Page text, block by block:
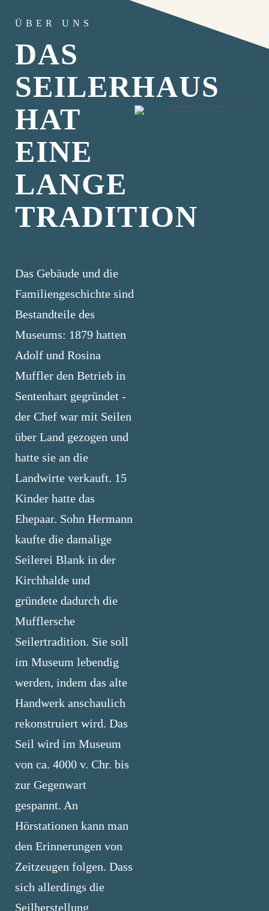
ÜBER UNS
DAS
SEILERHAUS
HAT
EINE
LANGE
TRADITION
Das Gebäude und die
Familiengeschichte sind
Bestandteile des
Museums: 1879 hatten
Adolf und Rosina
Muffler den Betrieb in
Sentenhart gegründet -
der Chef war mit Seilen
über Land gezogen und
hatte sie an die
Landwirte verkauft. 15
Kinder hatte das
Ehepaar. Sohn Hermann
kaufte die damalige
Seilerei Blank in der
Kirchhalde und
gründete dadurch die
Mufflersche
Seilertradition. Sie soll
im Museum lebendig
werden, indem das alte
Handwerk anschaulich
rekonstruiert wird. Das
Seil wird im Museum
von ca. 4000 v. Chr. bis
zur Gegenwart
gespannt. An
Hörstationen kann man
den Erinnerungen von
Zeitzeugen folgen. Dass
sich allerdings die
Seilherstellung